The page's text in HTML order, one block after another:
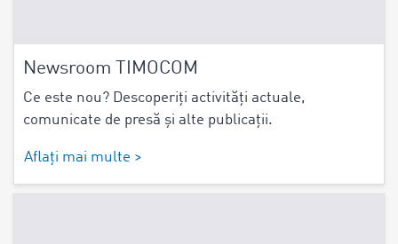
Newsroom TIMOCOM
Ce este nou? Descoperiți activități actuale,
comunicate de presă și alte publicații.
Aflați mai multe >